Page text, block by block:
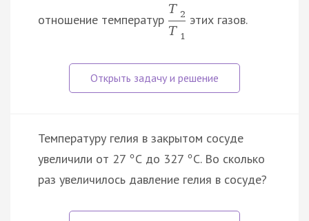
отношение температур
T 2
T 1
этих газов.
Температуру гелия в закрытом сосуде
увеличили от 27 °С до 327 °С. Во сколько
раз увеличилось давление гелия в сосуде?